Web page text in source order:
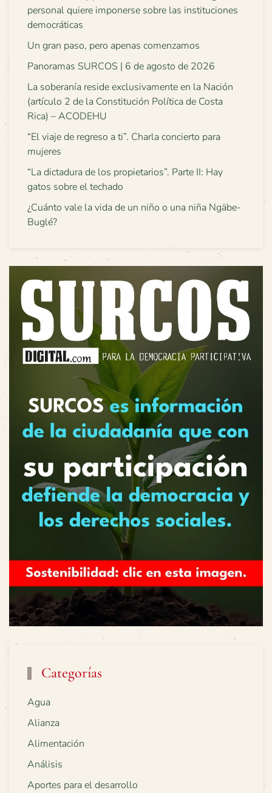
personal quiere imponerse sobre las instituciones
democráticas
Un gran paso, pero apenas comenzamos
Panoramas SURCOS | 6 de agosto de 2026
La soberanía reside exclusivamente en la Nación
(artículo 2 de la Constitución Política de Costa
Rica) – ACODEHU
“El viaje de regreso a ti”. Charla concierto para
mujeres
“La dictadura de los propietarios”. Parte II: Hay
gatos sobre el techado
¿Cuánto vale la vida de un niño o una niña Ngäbe-
Buglé?
Categorías
Agua
Alianza
Alimentación
Análisis
Aportes para el desarrollo